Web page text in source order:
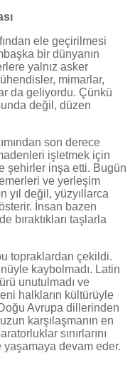
ele geçirilmesi
bir dünyanın
yalnız asker
mimarlar,
da geliyordu. Çünkü
değil, düzen
son derece
işletmek için
şehirler inşa etti. Bugün
ve yerleşim
yıl değil, yüzyıllarca
İnsan bazen
bıraktıkları taşlarla
topraklardan çekildi.
kaybolmadı. Latin
unutulmadı ve
halkların kültürüyle
Avrupa dillerinden
karşılaşmanın en
sınırlarını
yaşamaya devam eder.